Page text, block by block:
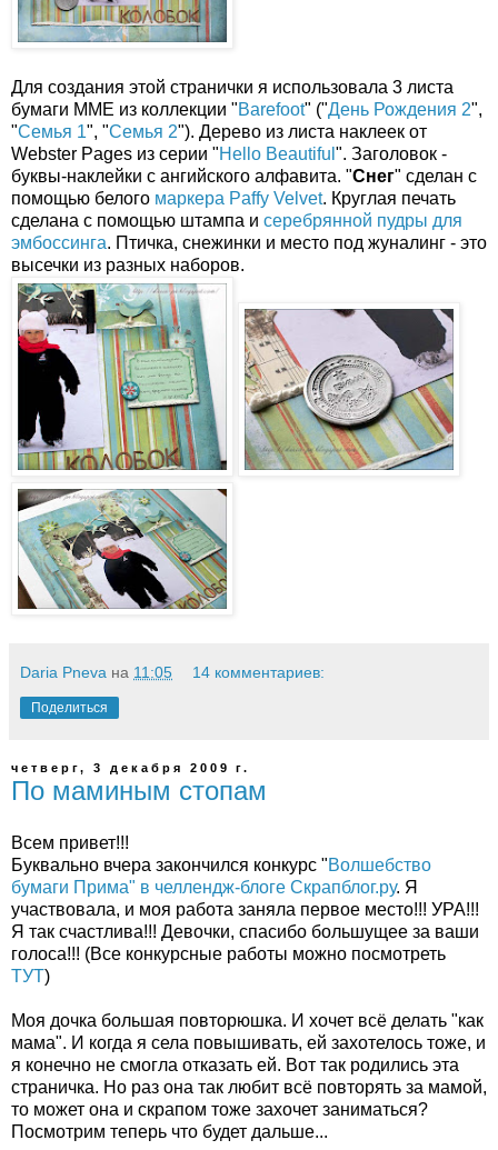
Для создания этой странички я использовала 3 листа
бумаги ММЕ из коллекции "Barefoot" ("День Рождения 2",
"Семья 1", "Семья 2"). Дерево из листа наклеек от
Webster Pages из серии "Hello Beautiful ". Заголовок -
буквы-наклейки с ангийского алфавита. "Снег" сделан с
помощью белого маркера Paffy Velvet. Круглая печать
сделана с помощью штампа и серебрянной пудры для
эмбоссинга. Птичка, снежинки и место под жуналинг - это
высечки из разных наборов.
Daria Pneva на 11:05 14 комментариев:
Поделиться
четверг, 3 декабря 2009 г.
По маминым стопам
Всем привет!!!
Буквально вчера закончился конкурс "Волшебство
бумаги Прима" в челлендж-блоге Скрапблог.ру. Я
участвовала, и моя работа заняла первое место!!! УРА!!!
Я так счастлива!!! Девочки, спасибо большущее за ваши
голоса!!! (Все конкурсные работы можно посмотреть
ТУТ)
Моя дочка большая повторюшка. И хочет всё делать "как
мама". И когда я села повышивать, ей захотелось тоже, и
я конечно не смогла отказать ей. Вот так родились эта
страничка. Но раз она так любит всё повторять за мамой,
то может она и скрапом тоже захочет заниматься?
Посмотрим теперь что будет дальше...